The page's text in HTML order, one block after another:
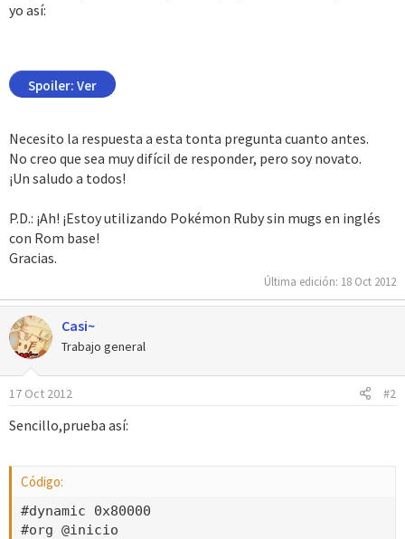
yo así:
Spoiler: Ver
Necesito la respuesta a esta tonta pregunta cuanto antes.
No creo que sea muy difícil de responder, pero soy novato.
¡Un saludo a todos!
P.D.: ¡Ah! ¡Estoy utilizando Pokémon Ruby sin mugs en inglés
con Rom base!
Gracias.
Última edición: 18 Oct 2012
Casi~
Trabajo general
17 Oct 2012 #2
Sencillo,prueba así:
Código:
#dynamic 0x80000
#org @inicio